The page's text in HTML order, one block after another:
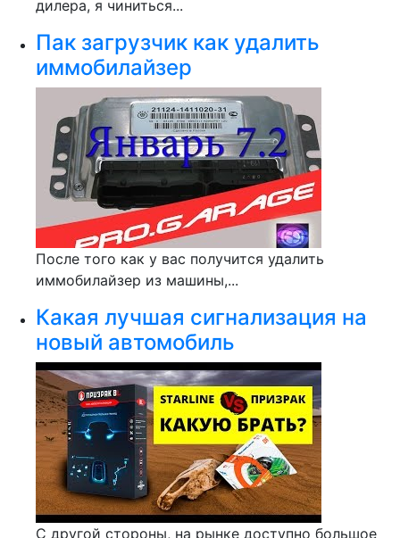
дилера, я чиниться...
Пак загрузчик как удалить
иммобилайзер
После того как у вас получится удалить
иммобилайзер из машины,...
Какая лучшая сигнализация на
новый автомобиль
С другой стороны, на рынке доступно большое